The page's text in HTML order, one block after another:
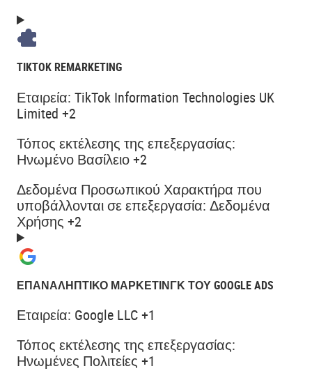
TIKTOK REMARKETING
Εταιρεία: TikTok Information Technologies UK
Limited +2
Τόπος εκτέλεσης της επεξεργασίας:
Ηνωμένο Βασίλειο +2
Δεδομένα Προσωπικού Χαρακτήρα που
υποβάλλονται σε επεξεργασία: Δεδομένα
Χρήσης +2
ΕΠΑΝΑΛΗΠΤΙΚΌ ΜΆΡΚΕΤΙΝΓΚ ΤΟΥ GOOGLE ADS
Εταιρεία: Google LLC +1
Τόπος εκτέλεσης της επεξεργασίας:
Ηνωμένες Πολιτείες +1